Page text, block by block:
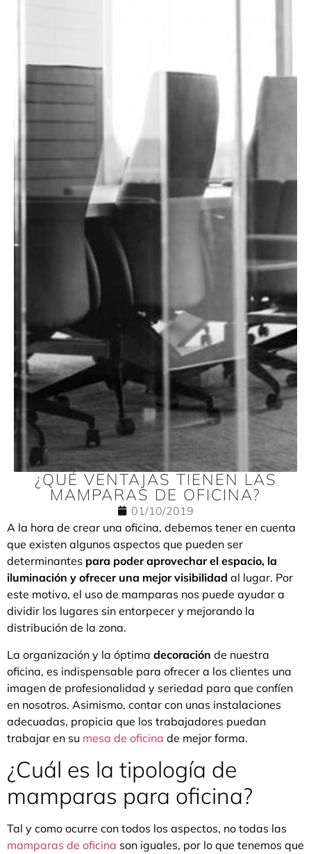
¿QUÉ VENTAJAS TIENEN LAS
MAMPARAS DE OFICINA?
01/10/2019
A la hora de crear una oficina, debemos tener en cuenta
que existen algunos aspectos que pueden ser
determinantes para poder aprovechar el espacio, la
iluminación y ofrecer una mejor visibilidad al lugar. Por
este motivo, el uso de mamparas nos puede ayudar a
dividir los lugares sin entorpecer y mejorando la
distribución de la zona.
La organización y la óptima decoración de nuestra
oficina, es indispensable para ofrecer a los clientes una
imagen de profesionalidad y seriedad para que confíen
en nosotros. Asimismo, contar con unas instalaciones
adecuadas, propicia que los trabajadores puedan
trabajar en su mesa de oficina de mejor forma.
¿Cuál es la tipología de
mamparas para oficina?
Tal y como ocurre con todos los aspectos, no todas las
mamparas de oficina son iguales, por lo que tenemos que